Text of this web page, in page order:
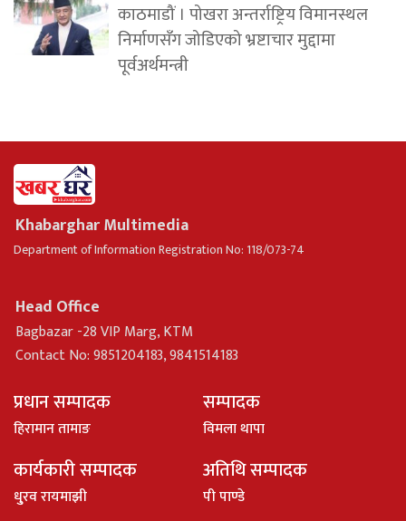
काठमाडौं । पोखरा अन्तर्राष्ट्रिय विमानस्थल
निर्माणसँग जोडिएको भ्रष्टाचार मुद्दामा
पूर्वअर्थमन्त्री
Khabarghar Multimedia
Department of Information Registration No: 118/073-74
Head Office
Bagbazar -28 VIP Marg, KTM
Contact No: 9851204183, 9841514183
प्रधान सम्पादक
हिरामान तामाङ
सम्पादक
विमला थापा
कार्यकारी सम्पादक
धु्रव रायमाझी
अतिथि सम्पादक
पी पाण्डे